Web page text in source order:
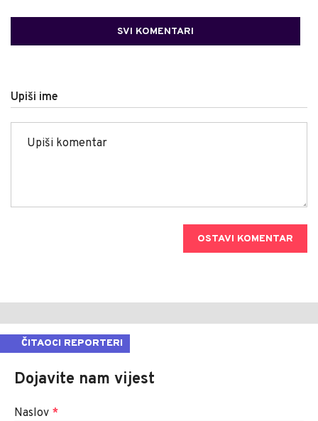
SVI KOMENTARI
Upiši ime
OSTAVI KOMENTAR
ČITAOCI REPORTERI
Dojavite nam vijest
Naslov *